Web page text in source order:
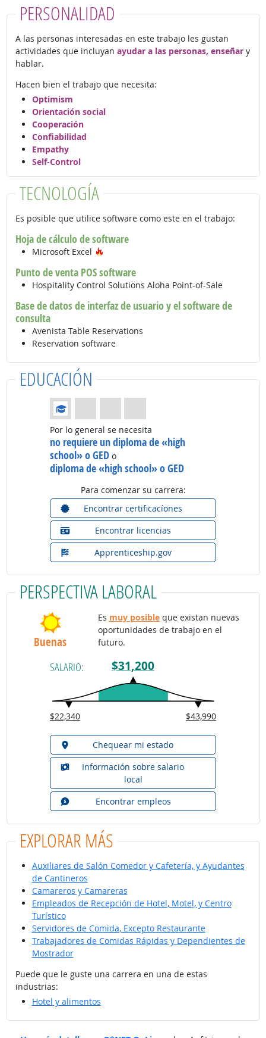
PERSONALIDAD
A las personas interesadas en este trabajo les gustan
actividades que incluyan ayudar a las personas, enseñary
hablar.
Hacen bien el trabajo que necesita:
Optimism
Orientación social
Cooperación
Confiabilidad
Empathy
Self-Control
TECNOLOGÍA
Es posible que utilice software como este en el trabajo:
Hoja de cálculo de software
Microsoft Excel
Punto de venta POS software
Hospitality Control Solutions Aloha Point-of-Sale
Base de datos de interfaz de usuario y el software de
consulta
Avenista Table Reservations
Reservation software
EDUCACIÓN
Educación: (Calificación 1 de 4)
Por lo general se necesita
no requiere un diploma de «high
school» o GED o
diploma de «high school» o GED
Para comenzar su carrera:
Encontrar certificacíones
Encontrar licencias
Apprenticeship.gov
PERSPECTIVA LABORAL
Buenas
Es muy posibleque existan nuevas
oportunidades de trabajo en el
futuro.
SALARIO: $31,200
$22,340 $43,990
Chequear mi estado
Información sobre salario
local
Encontrar empleos
EXPLORAR MÁS
Auxiliares de Salón Comedor y Cafetería, y Ayudantes
de Cantineros
Camareros y Camareras
Empleados de Recepción de Hotel, Motel, y Centro
Turístico
Servidores de Comida, Excepto Restaurante
Trabajadores de Comidas Rápidas y Dependientes de
Mostrador
Puede que le guste una carrera en una de estas
industrias:
Hotel y alimentos